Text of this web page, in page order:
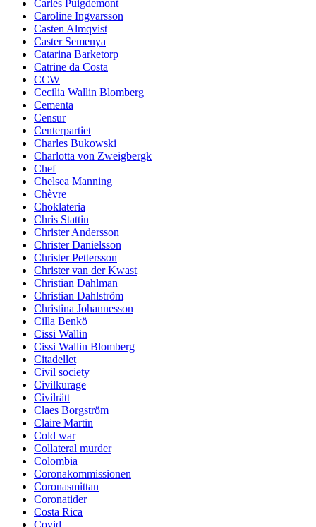
Carles Puigdemont
Caroline Ingvarsson
Casten Almqvist
Caster Semenya
Catarina Barketorp
Catrine da Costa
CCW
Cecilia Wallin Blomberg
Cementa
Censur
Centerpartiet
Charles Bukowski
Charlotta von Zweigbergk
Chef
Chelsea Manning
Chèvre
Choklateria
Chris Stattin
Christer Andersson
Christer Danielsson
Christer Pettersson
Christer van der Kwast
Christian Dahlman
Christian Dahlström
Christina Johannesson
Cilla Benkö
Cissi Wallin
Cissi Wallin Blomberg
Citadellet
Civil society
Civilkurage
Civilrätt
Claes Borgström
Claire Martin
Cold war
Collateral murder
Colombia
Coronakommissionen
Coronasmittan
Coronatider
Costa Rica
Covid